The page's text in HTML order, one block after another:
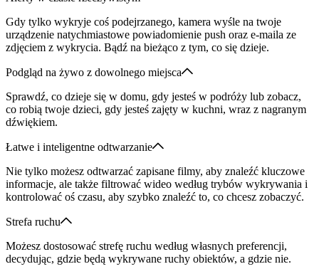
Gdy tylko wykryje coś podejrzanego, kamera wyśle na twoje
urządzenie natychmiastowe powiadomienie push oraz e-maila ze
zdjęciem z wykrycia. Bądź na bieżąco z tym, co się dzieje.
Podgląd na żywo z dowolnego miejsca
Sprawdź, co dzieje się w domu, gdy jesteś w podróży lub zobacz,
co robią twoje dzieci, gdy jesteś zajęty w kuchni, wraz z nagranym
dźwiękiem.
Łatwe i inteligentne odtwarzanie
Nie tylko możesz odtwarzać zapisane filmy, aby znaleźć kluczowe
informacje, ale także filtrować wideo według trybów wykrywania i
kontrolować oś czasu, aby szybko znaleźć to, co chcesz zobaczyć.
Strefa ruchu
Możesz dostosować strefę ruchu według własnych preferencji,
decydując, gdzie będą wykrywane ruchy obiektów, a gdzie nie.